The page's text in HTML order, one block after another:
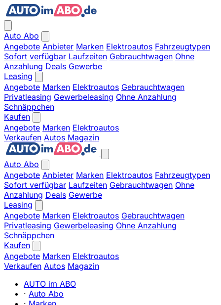
Auto Abo
Angebote Anbieter Marken Elektroautos Fahrzeugtypen
Sofort verfügbar Laufzeiten Gebrauchtwagen Ohne
Anzahlung Deals Gewerbe
Leasing
Angebote Marken Elektroautos Gebrauchtwagen
Privatleasing Gewerbeleasing Ohne Anzahlung
Schnäppchen
Kaufen
Angebote Marken Elektroautos
Verkaufen Autos Magazin
Auto Abo
Angebote Anbieter Marken Elektroautos Fahrzeugtypen
Sofort verfügbar Laufzeiten Gebrauchtwagen Ohne
Anzahlung Deals Gewerbe
Leasing
Angebote Marken Elektroautos Gebrauchtwagen
Privatleasing Gewerbeleasing Ohne Anzahlung
Schnäppchen
Kaufen
Angebote Marken Elektroautos
Verkaufen Autos Magazin
AUTO im ABO
· Auto Abo